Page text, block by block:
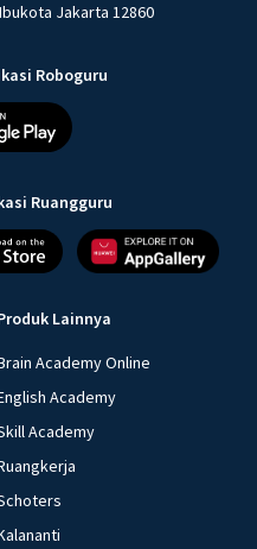
Jakarta 12860
Roboguru
Ruangguru
Lainnya
Academy Online
Academy
Academy